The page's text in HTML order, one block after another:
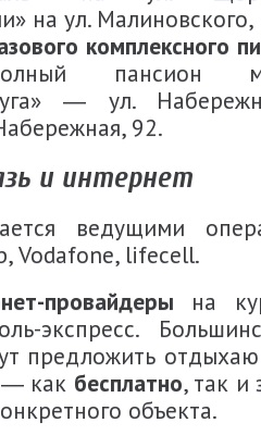
на ул.
комплексного
пансион
― ул.
92.
и интернет
ведущими
Vodafone, lifecell.
провайдеры на
экспресс.
предложить
― как бесплатно, так и
объекта.